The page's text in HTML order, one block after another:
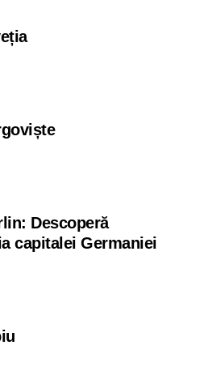
Descoperă
capitalei Germaniei